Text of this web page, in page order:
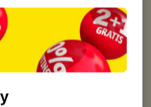
volgende dag in huis